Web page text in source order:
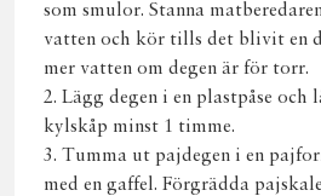
som smulor. Stanna
vatten och kör tills det blivit en
mer vatten om degen är för torr.
2. Lägg degen i en plastpåse och
kylskåp minst 1 timme.
3. Tumma ut pajdegen i en
med en gaffel. Förgrädda